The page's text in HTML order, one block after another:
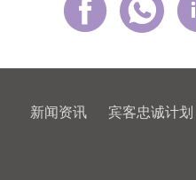
新闻资讯 宾客忠诚计划